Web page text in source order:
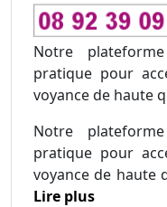
Notre
pratique pour
voyance de haute
Notre
pratique pour
voyance de haute
Lire plus